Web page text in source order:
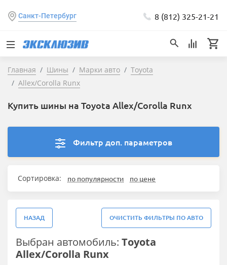
Санкт-Петербург 8 (812) 325-21-21
Главная Шины Марки авто
Toyota
Allex/Corolla Runx
Купить шины на Toyota Allex/Corolla Runx
Фильтр доп. параметров
Сортировка: по популярности по цене
НАЗАД ОЧИСТИТЬ ФИЛЬТРЫ ПО АВТО
Выбран автомобиль: Toyota
Allex/Corolla Runx